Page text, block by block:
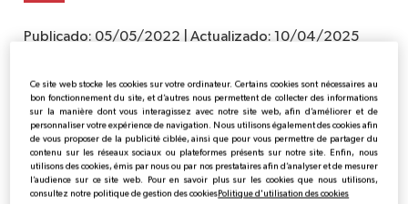
Publicado: 05/05/2022 Actualizado: 10/04/2025
Pédagogie
Si dans le luxe l’image de marque est essentielle, il en
faut parfois peu pour qu’une simple opération ou une
mauvaise communication viennent ruiner tout le travail
Ce site web stocke les cookies sur votre ordinateur. Certains cookies sont nécessaires au
bon fonctionnement du site, et d’autres nous permettent de collecter des informations
sur la manière dont vous interagissez avec notre site web, afin d’améliorer et de
personnaliser votre expérience de navigation. Nous utilisons également des cookies afin
de vous proposer de la publicité ciblée, ainsi que pour vous permettre de partager du
contenu sur les réseaux sociaux ou plateformes présents sur notre site. Enfin, nous
utilisons des cookies, émis par nous ou par nos prestataires afin d’analyser et de mesurer
l’audience sur ce site web. Pour en savoir plus sur les cookies que nous utilisons,
consultez notre politique de gestion des cookiesPolitique d'utilisation des cookies